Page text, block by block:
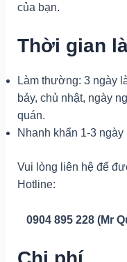
của bạn.
Thời gian
Làm thường: 3 ngày
bảy, chủ nhật, ngày
quán.
Nhanh khẩn 1-3 ngày
Vui lòng liên hệ để
Hotline:
0904 895 228 (Mr